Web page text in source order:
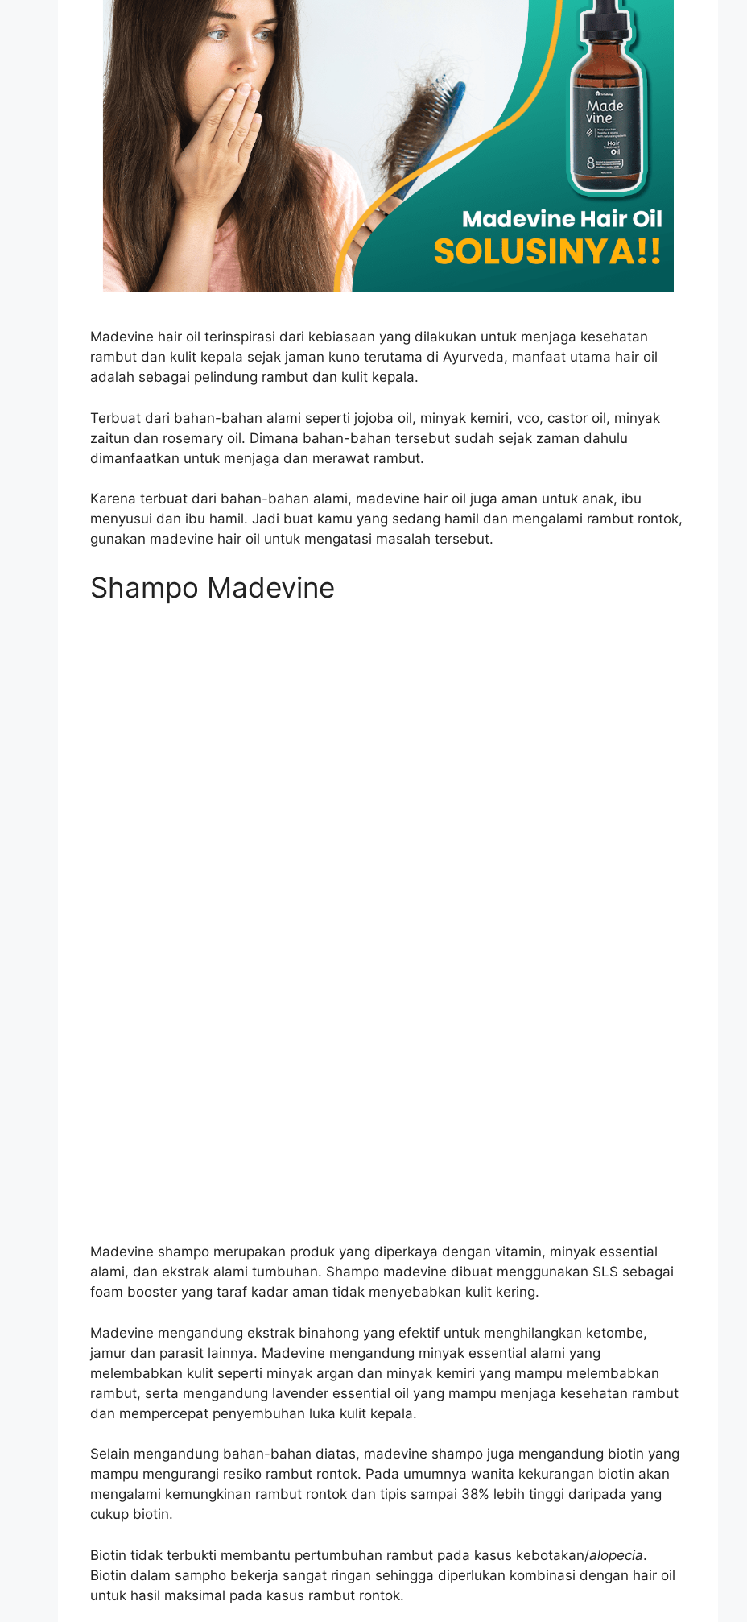
Madevine hair oil terinspirasi dari kebiasaan yang dilakukan untuk menjaga kesehatan
rambut dan kulit kepala sejak jaman kuno terutama di Ayurveda, manfaat utama hair oil
adalah sebagai pelindung rambut dan kulit kepala.
Terbuat dari bahan-bahan alami seperti jojoba oil, minyak kemiri, vco, castor oil, minyak
zaitun dan rosemary oil. Dimana bahan-bahan tersebut sudah sejak zaman dahulu
dimanfaatkan untuk menjaga dan merawat rambut.
Karena terbuat dari bahan-bahan alami, madevine hair oil juga aman untuk anak, ibu
menyusui dan ibu hamil. Jadi buat kamu yang sedang hamil dan mengalami rambut rontok,
gunakan madevine hair oil untuk mengatasi masalah tersebut.
Shampo Madevine
Madevine shampo merupakan produk yang diperkaya dengan vitamin, minyak essential
alami, dan ekstrak alami tumbuhan. Shampo madevine dibuat menggunakan SLS sebagai
foam booster yang taraf kadar aman tidak menyebabkan kulit kering.
Madevine mengandung ekstrak binahong yang efektif untuk menghilangkan ketombe,
jamur dan parasit lainnya. Madevine mengandung minyak essential alami yang
melembabkan kulit seperti minyak argan dan minyak kemiri yang mampu melembabkan
rambut, serta mengandung lavender essential oil yang mampu menjaga kesehatan rambut
dan mempercepat penyembuhan luka kulit kepala.
Selain mengandung bahan-bahan diatas, madevine shampo juga mengandung biotin yang
mampu mengurangi resiko rambut rontok. Pada umumnya wanita kekurangan biotin akan
mengalami kemungkinan rambut rontok dan tipis sampai 38% lebih tinggi daripada yang
cukup biotin.
Biotin tidak terbukti membantu pertumbuhan rambut pada kasus kebotakan/alopecia.
Biotin dalam sampho bekerja sangat ringan sehingga diperlukan kombinasi dengan hair oil
untuk hasil maksimal pada kasus rambut rontok.